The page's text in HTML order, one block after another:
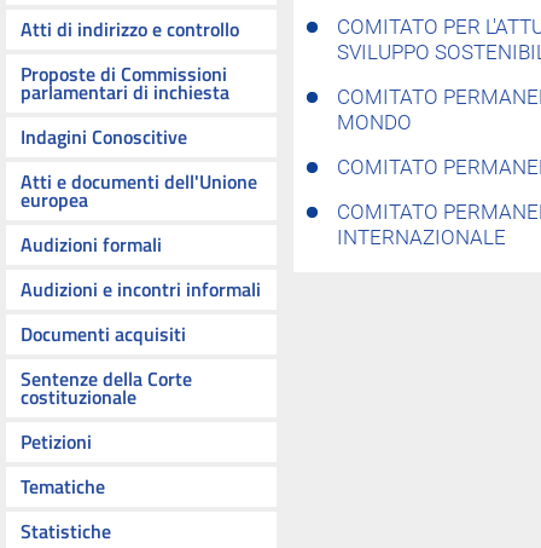
Atti di indirizzo e controllo
Proposte di Commissioni
parlamentari di inchiesta
Indagini Conoscitive
Atti e documenti dell'Unione
europea
Audizioni formali
Audizioni e incontri informali
Documenti acquisiti
Sentenze della Corte
costituzionale
Petizioni
Tematiche
Statistiche
COMITATO PER
SVILUPPO
COMITATO
MONDO
COMITATO
COMITATO
INTERNAZIONALE